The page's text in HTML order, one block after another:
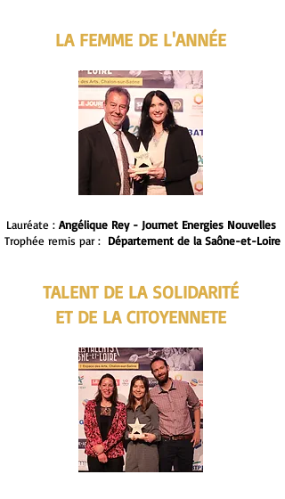
LA FEMME DE L'ANNÉE
Lauréate : Angélique Rey - Journet Energies Nouvelles
Trophée remis par : Département de la Saône-et-Loire
TALENT DE LA SOLIDARITÉ
ET DE LA CITOYENNETE